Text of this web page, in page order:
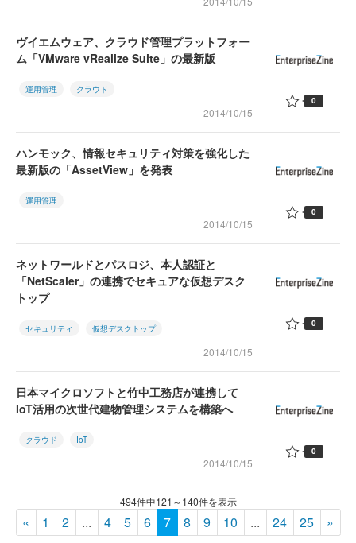
ヴイエムウェア、クラウド管理プラットフォー
ム「VMware vRealize Suite」の最新版
運用管理 クラウド
2014/10/15
0
ハンモック、情報セキュリティ対策を強化した
最新版の「AssetView」を発表
運用管理
2014/10/15
0
ネットワールドとパスロジ、本人認証と
「NetScaler」の連携でセキュアな仮想デスク
トップ
セキュリティ 仮想デスクトップ
2014/10/15
0
日本マイクロソフトと竹中工務店が連携して
IoT活用の次世代建物管理システムを構築へ
クラウド IoT
2014/10/15
0
494件中121～140件を表示
« 1 2 ... 4 5 6 7 8 9 10 ... 24 25 »